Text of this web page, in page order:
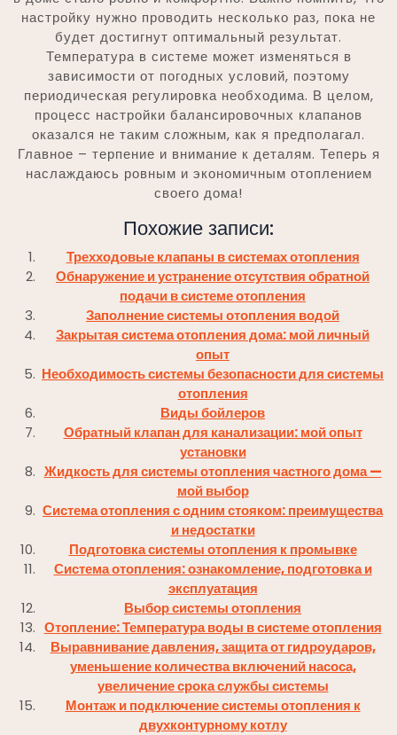
настройку нужно проводить несколько раз, пока не
будет достигнут оптимальный результат.
Температура в системе может изменяться в
зависимости от погодных условий, поэтому
периодическая регулировка необходима. В целом,
процесс настройки балансировочных клапанов
оказался не таким сложным, как я предполагал.
Главное – терпение и внимание к деталям. Теперь я
наслаждаюсь ровным и экономичным отоплением
своего дома!
Похожие записи:
Трехходовые клапаны в системах отопления
Обнаружение и устранение отсутствия обратной
подачи в системе отопления
Заполнение системы отопления водой
Закрытая система отопления дома: мой личный
опыт
Необходимость системы безопасности для системы
отопления
Виды бойлеров
Обратный клапан для канализации: мой опыт
установки
Жидкость для системы отопления частного дома —
мой выбор
Система отопления с одним стояком: преимущества
и недостатки
Подготовка системы отопления к промывке
Система отопления: ознакомление, подготовка и
эксплуатация
Выбор системы отопления
Отопление: Температура воды в системе отопления
Выравнивание давления, защита от гидроударов,
уменьшение количества включений насоса,
увеличение срока службы системы
Монтаж и подключение системы отопления к
двухконтурному котлу